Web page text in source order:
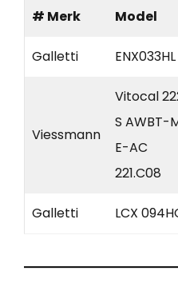
# Merk Model
Galletti ENX033HL
Viessmann
Vitocal
S AWBT-
E-AC
221.C08
Galletti LCX